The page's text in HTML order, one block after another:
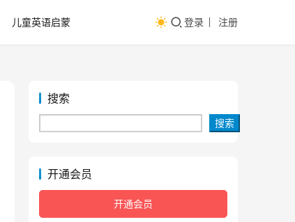
儿童英语启蒙 登录 注册
搜索
搜索
开通会员
开通会员